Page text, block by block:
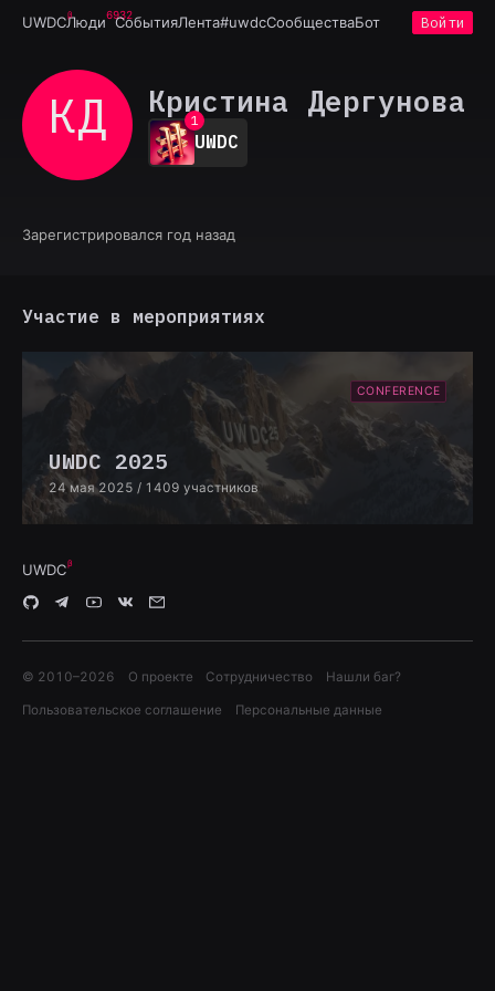
UWDCЛюди6932
СобытияЛента#uwdcСообществаБот Войти
КД Кристина Дергунова
0
1
2
3
6
UWDC
Зарегистрировался год назад
Участие в мероприятиях
CONFERENCE
UWDC 2025
24 мая 2025 / 1409 участников
UWDC
© 2010–2026 О проекте Сотрудничество Нашли баг?
Пользовательское соглашение Персональные данные